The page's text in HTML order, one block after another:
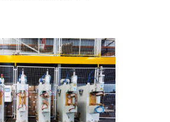
는 장소
런서
접기